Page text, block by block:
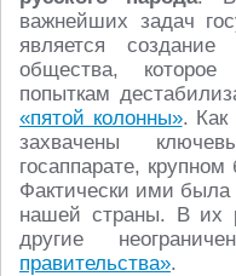
важнейших задач
является создание
общества,
попыткам
«пятой колонны». Как
захвачены
госаппарате,
Фактически ими была
нашей страны. В их
другие
правительства».